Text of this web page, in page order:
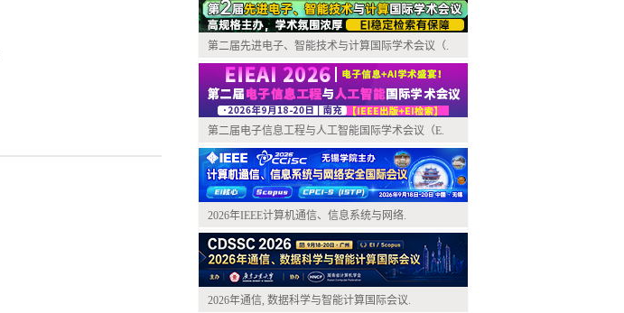
第二届先进电子、智能技术与计算国际学术会议（.
第二届电子信息工程与人工智能国际学术会议（E.
2026年IEEE计算机通信、信息系统与网络.
2026年通信, 数据科学与智能计算国际会议.